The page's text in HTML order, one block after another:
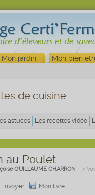
Mon jardin Mon bien
de cuisine
astuces Les recettes vidéo
au Poulet
GUILLAUME CHARRON >
Envoyer Mon livre